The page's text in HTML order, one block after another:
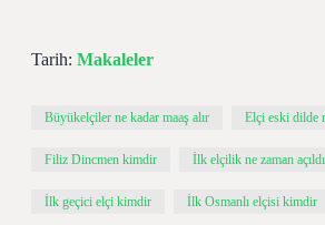
Tarih: Makaleler
Büyükelçiler ne kadar maaş alır Elçi eski dilde
Filiz Dincmen kimdir İlk elçilik ne zaman açıldı
İlk geçici elçi kimdir İlk Osmanlı elçisi kimdir